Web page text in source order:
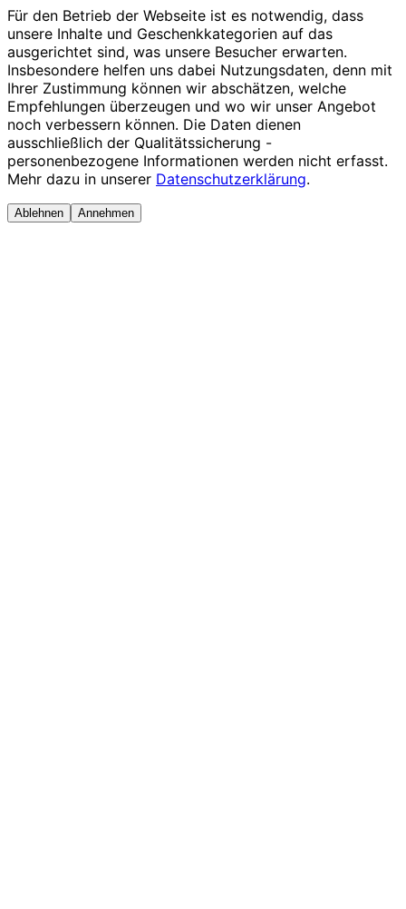
Für den Betrieb der Webseite ist es notwendig, dass
unsere Inhalte und Geschenkkategorien auf das
ausgerichtet sind, was unsere Besucher erwarten.
Insbesondere helfen uns dabei Nutzungsdaten, denn mit
Ihrer Zustimmung können wir abschätzen, welche
Empfehlungen überzeugen und wo wir unser Angebot
noch verbessern können. Die Daten dienen
ausschließlich der Qualitätssicherung -
personenbezogene Informationen werden nicht erfasst.
Mehr dazu in unserer Datenschutzerklärung.
Ablehnen Annehmen